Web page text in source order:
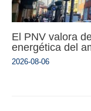
El PNV valora
energética del
2026-08-06